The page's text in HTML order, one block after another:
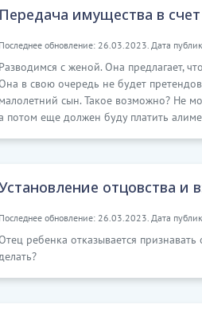
Передача имущества в
Последнее обновление: 26.03.2023. Дата
Разводимся с женой. Она предлагает,
в свою очередь не будет
малолетний сын. Такое возможно? Не
потом еще должен буду платить
отцовства и
Последнее обновление: 26.03.2023. Дата
ребенка отказывается